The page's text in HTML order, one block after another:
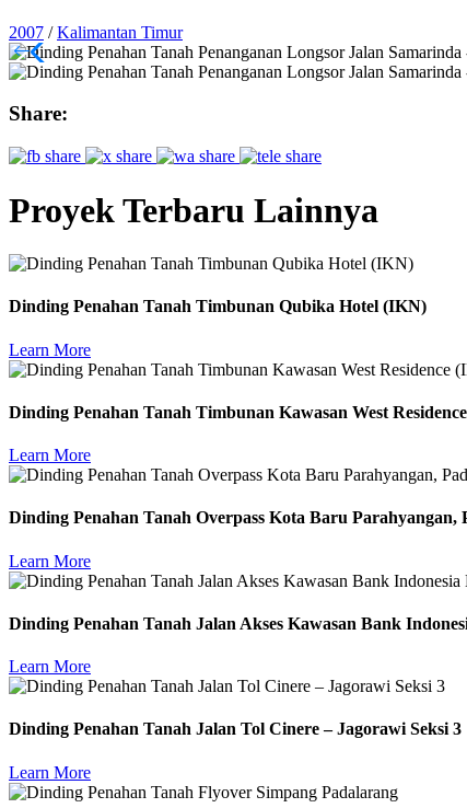
2007 /Kalimantan Timur
Share:
Proyek Terbaru Lainnya
Dinding Penahan Tanah Timbunan Qubika Hotel (IKN)
Learn More
Dinding Penahan Tanah Timbunan Kawasan West
Learn More
Dinding Penahan Tanah Overpass Kota Baru Parahyangan,
Learn More
Dinding Penahan Tanah Jalan Akses Kawasan Bank
Learn More
Dinding Penahan Tanah Jalan Tol Cinere – Jagorawi Seksi 3
Learn More